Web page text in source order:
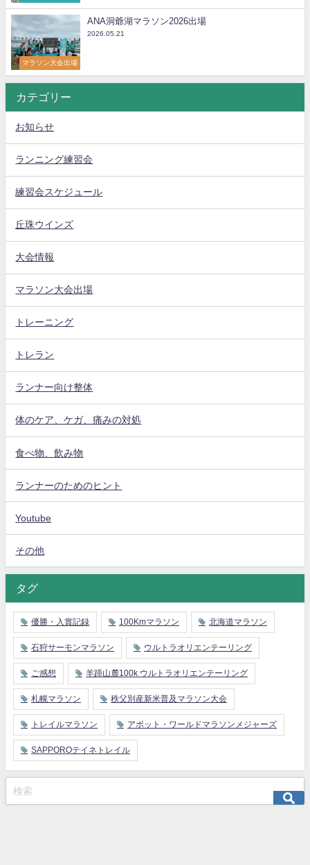
マラソン大会出場
ANA洞爺湖マラソン2026出場
2026.05.21
カテゴリー
お知らせ
ランニング練習会
練習会スケジュール
丘珠ウインズ
大会情報
マラソン大会出場
トレーニング
トレラン
ランナー向け整体
体のケア、ケガ、痛みの対処
食べ物、飲み物
ランナーのためのヒント
Youtube
その他
タグ
優勝・入賞記録 100Kmマラソン 北海道マラソン
石狩サーモンマラソン ウルトラオリエンテーリング
ご感想 羊蹄山麓100k ウルトラオリエンテーリング
札幌マラソン 秩父別産新米普及マラソン大会
トレイルマラソン アボット・ワールドマラソンメジャーズ
SAPPOROテイネトレイル